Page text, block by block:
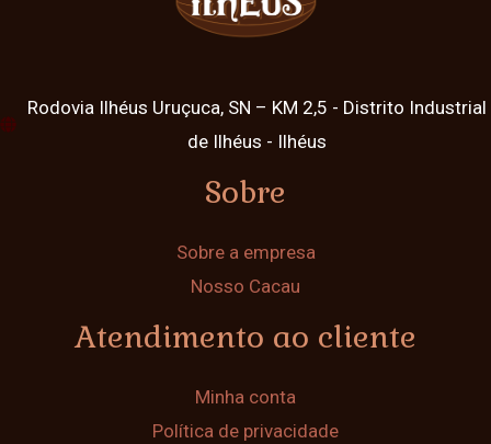
Rodovia Ilhéus Uruçuca, SN – KM 2,5 - Distrito Industrial
de Ilhéus - Ilhéus
Sobre
Sobre a empresa
Nosso Cacau
Atendimento ao cliente
Minha conta
Política de privacidade